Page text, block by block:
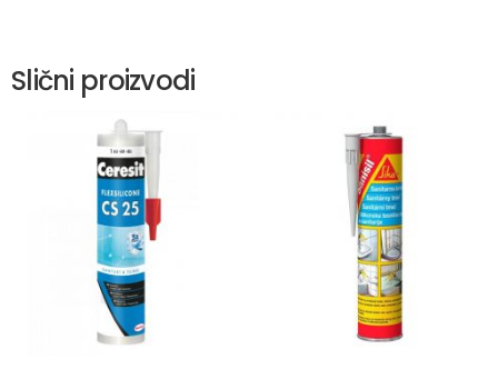
Slični proizvodi